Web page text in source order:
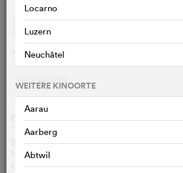
Keine Vorführungen am 08.08.2026
Locarno
Luzern
Neuchâtel
WEITERE KINOORTE
Aarau
Aarberg
Abtwil
FILMDATEN
Synchrontitel
Meine wunderbar seltsame Woche mit Tess
Ma folle semaine avec Tess FR